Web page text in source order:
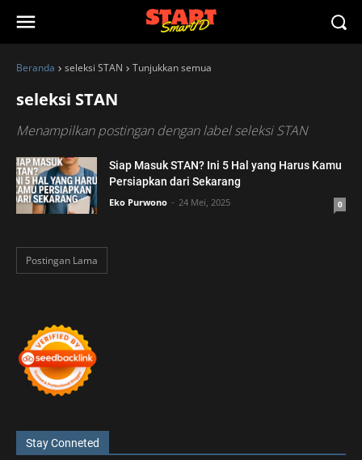
Beranda seleksi STAN Tunjukkan semua
seleksi STAN
Menampilkan postingan dengan labelseleksi STAN
Siap Masuk STAN? Ini 5 Hal yang Harus Kamu
Persiapkan dari Sekarang
Eko Purwono 24 Mei, 2025 0
Postingan Lama
Stay Conneted